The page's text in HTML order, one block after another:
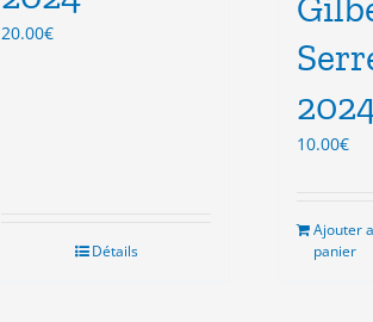
20.00€
Détails
10.00€
Ajouter
panier